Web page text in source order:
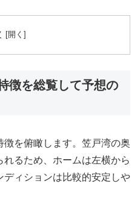
徴を総覧して予想の
徴を俯瞰します。笠戸湾の奥
るため、ホームは左横から
ィションは比較的安定しや